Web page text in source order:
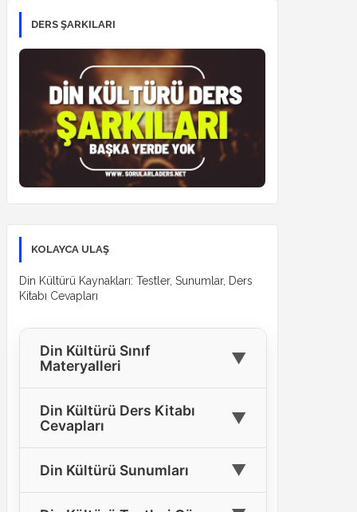
DERS ŞARKILARI
KOLAYCA ULAŞ
Din Kültürü Kaynakları: Testler, Sunumlar, Ders
Kitabı Cevapları
Din Kültürü Sınıf
Materyalleri
▼
🎓 4. Sınıf Din Kültürü Materyalleri
🎓 5. Sınıf Din Kültürü Materyalleri
🎓 6. Sınıf Din Kültürü Materyalleri
Din Kültürü Ders Kitabı
Cevapları
▼
📘
4. Sınıf Din Kültürü Ders Kitabı
Cevapları
Din Kültürü Sunumları ▼
Tüm Sınıflar İçin Din Kültürü